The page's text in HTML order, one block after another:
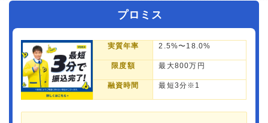
プロミス
実質年率 2.5%〜18.0%
限度額 最大800万円
融資時間 最短3分※1